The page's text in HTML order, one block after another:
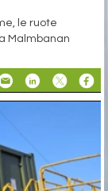
le ruote
Malmbanan